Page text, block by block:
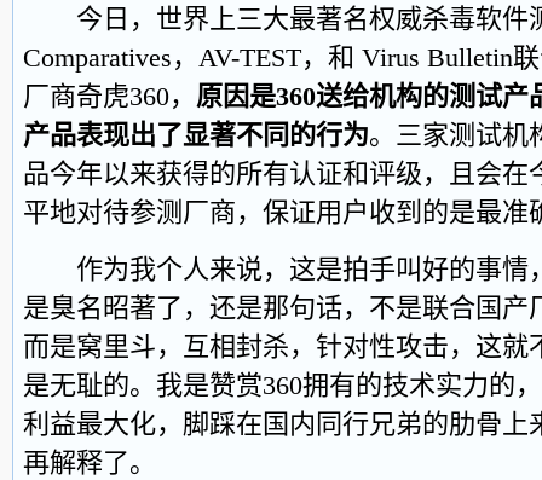
今日，世界上三大最著名权威杀毒软件
Comparatives，AV-TEST，和 Virus Bulletin
厂商奇虎360， 原因是360送给机构的测试
产品表现出了显著不同的行为。三家测试机
品今年以来获得的所有认证和评级，且会在
平地对待参测厂商，保证用户收到的是最准
作为我个人来说，这是拍手叫好的事情
是臭名昭著了，还是那句话，不是联合国产
而是窝里斗，互相封杀，针对性攻击，这就
是无耻的。我是赞赏360拥有的技术实力的
利益最大化，脚踩在国内同行兄弟的肋骨上
再解释了。